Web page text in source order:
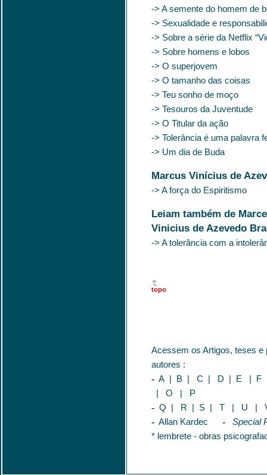
-> A semente do homem de
-> Sexualidade e
-> Sobre a série da Netflix
-> Sobre homens e lobos
-> O superjovem
-> O tamanho das coisas
-> Teu sonho de moço
-> Tesouros da Juventude
-> O Titular da ação
-> Tolerância é uma palavra
-> Um dia de Buda
Marcus Vinícius de
-> A força do Espiritismo
Leiam também de
Vinicius de Azevedo
-> A tolerância com a
topo
Acessem os Artigos, teses e
autores :
- A | B | C | D | E | F
|
O |
P
- Q | R | S | T | U |
- Allan Kardec -
Special
* lembrete - obras